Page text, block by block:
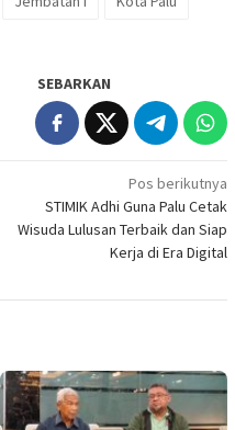
SEBARKAN
Pos berikutnya
STIMIK Adhi Guna Palu Cetak
Wisuda Lulusan Terbaik dan Siap
Kerja di Era Digital